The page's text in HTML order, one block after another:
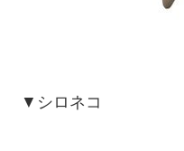
▼シロネコ